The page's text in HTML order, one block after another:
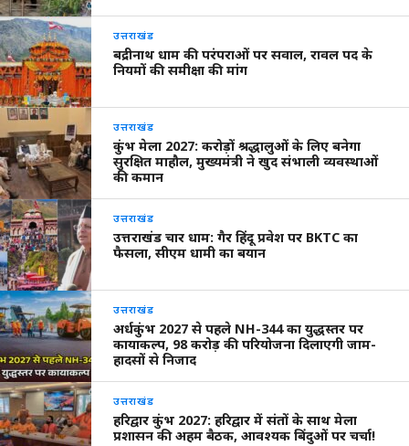
उत्तराखंड
बद्रीनाथ धाम की परंपराओं पर सवाल, रावल पद के
नियमों की समीक्षा की मांग
उत्तराखंड
कुंभ मेला 2027: करोड़ों श्रद्धालुओं के लिए बनेगा
सुरक्षित माहौल, मुख्यमंत्री ने खुद संभाली व्यवस्थाओं
की कमान
उत्तराखंड
उत्तराखंड चार धाम: गैर हिंदू प्रवेश पर BKTC का
फैसला, सीएम धामी का बयान
उत्तराखंड
अर्धकुंभ 2027 से पहले NH-344 का युद्धस्तर पर
कायाकल्प, 98 करोड़ की परियोजना दिलाएगी जाम-
हादसों से निजाद
उत्तराखंड
हरिद्वार कुंभ 2027: हरिद्वार में संतों के साथ मेला
प्रशासन की अहम बैठक, आवश्यक बिंदुओं पर चर्चा!